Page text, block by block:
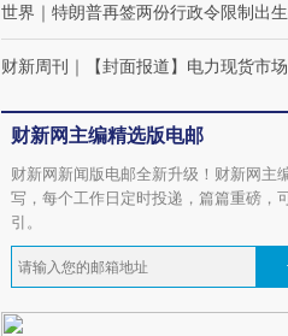
世界 ｜ 特朗普再签两份行政令限制出
财新周刊 ｜ 【封面报道】电力现货市
财新网主编精选版电邮
财新网新闻版电邮全新升级！财新网主
写，每个工作日定时投递，篇篇重磅，
引。